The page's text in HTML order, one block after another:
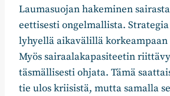
Laumasuojan hakeminen
eettisesti ongelmallista.
lyhyellä aikavälillä
Myös sairaalakapasiteetin
täsmällisesti ohjata. Tämä
tie ulos kriisistä, mutta samalla